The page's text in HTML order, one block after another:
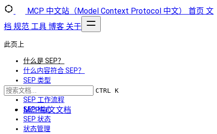
MCP 中文站（Model Context Protocol 中文） 首页 文
档 规范 工具 博客 关于
CTRL K
MCP中文文档
此页上
什么是 SEP？
什么内容符合 SEP？
SEP 类型
提交 SEP
SEP 工作流程
SEP 格式
SEP 状态
状态管理